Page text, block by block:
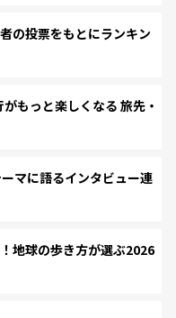
の投票をもとにランキン
もっと楽しくなる 旅先・
マに語るインタビュー連
地球の歩き方が選ぶ2026